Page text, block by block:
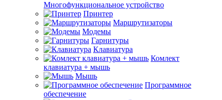
Многофункциональное устройство
Принтер
Маршрутизаторы
Модемы
Гарнитуры
Клавиатура
Комлект
клавиатура + мышь
Мышь
Программное
обеспечение